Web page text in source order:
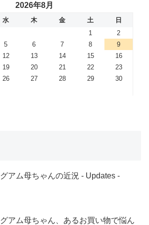
2026年8月
水 木 金 土
日
1
2
5 6 7 8
9
12 13 14 15
16
19 20 21 22
23
26 27 28 29
30
グアム母ちゃんの近況 - Updates -
グアム母ちゃん、あるお買い物で悩ん